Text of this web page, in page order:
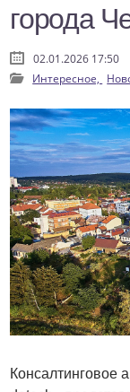
города
02.01.2026 17:50
Интересное,
Консалтинговое